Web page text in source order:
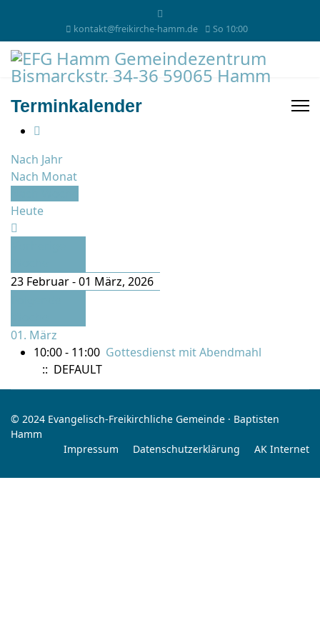
kontakt@freikirche-hamm.de So 10:00
Terminkalender
Nach Jahr
Nach Monat
Heute
23 Februar - 01 März, 2026
01. März
10:00 - 11:00 Gottesdienst mit Abendmahl
:: DEFAULT
© 2024 Evangelisch-Freikirchliche Gemeinde · Baptisten
Hamm
Impressum
Datenschutzerklärung AK Internet